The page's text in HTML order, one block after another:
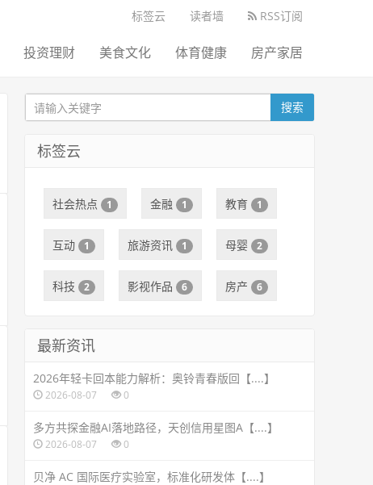
标签云 读者墙 RSS订阅
投资理财 美食文化 体育健康 房产家居
搜索
标签云
社会热点 1 金融 1 教育 1
互动 1 旅游资讯 1 母婴 2
科技 2 影视作品 6 房产 6
最新资讯
2026年轻卡回本能力解析：奥铃青春版回【....】
2026-08-07 0
多方共探金融AI落地路径，天创信用星图A【....】
2026-08-07 0
贝净 AC 国际医疗实验室，标准化研发体【....】